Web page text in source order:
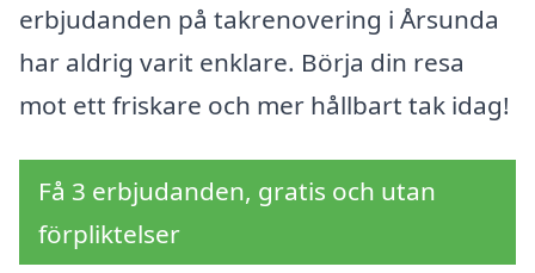
erbjudanden på takrenovering i Årsunda
har aldrig varit enklare. Börja din resa
mot ett friskare och mer hållbart tak idag!
Få 3 erbjudanden, gratis och utan
förpliktelser